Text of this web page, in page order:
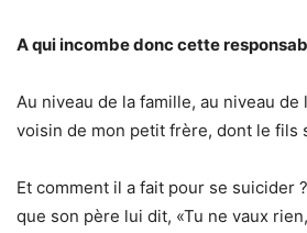
A qui incombe donc cette
Au niveau de la famille, au niveau de
voisin de mon petit frère, dont le fils
Et comment il a fait pour se suicider
que son père lui dit, «Tu ne vaux